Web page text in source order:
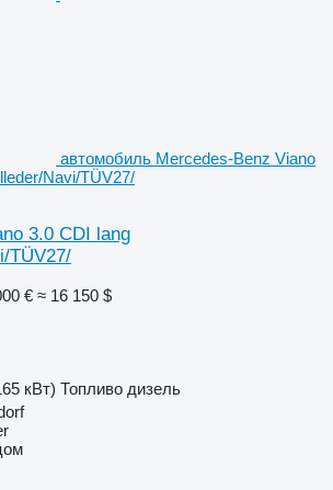
автомобиль Mercedes-Benz Viano
Navi/TÜV27/
3.0 CDI lang
TÜV27/
€ ≈ 16 150 $
кВт) Топливо дизель